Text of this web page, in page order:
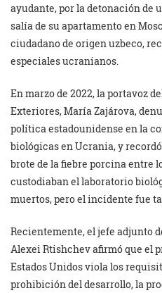
ayudante, por la detonación de
salía de su apartamento en
ciudadano de origen uzbeco,
especiales ucranianos.
En marzo de 2022, la portavoz
Exteriores, María Zajárova,
política estadounidense en la
biológicas en Ucrania, y recordó
brote de la fiebre porcina entre
custodiaban el laboratorio
muertos, pero el incidente fue
Recientemente, el jefe adjunto
Alexei Rtishchev afirmó que el
Estados Unidos viola los
prohibición del desarrollo, la